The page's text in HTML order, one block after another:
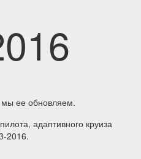
мы ее обновляем.
адаптивного круиза
2016.